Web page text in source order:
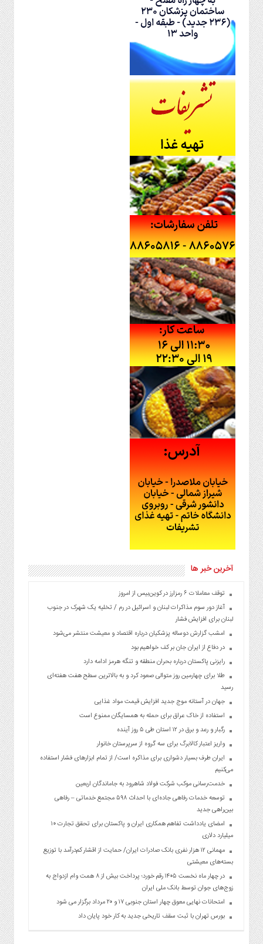
آخرین خبر ها
توقف معاملات ۶ رمزارز در کوین‌بیس از امروز
آغاز دور سوم مذاکرات لبنان و اسرائیل در رم / تخلیه یک شهرک در جنوب
لبنان برای افزایش فشار
امشب گزارش دوساله پزشکیان درباره اقتصاد و معیشت منتشر می‌شود
در دفاع از ایران جان بر کف خواهیم بود
رایزنی پاکستان درباره بحران منطقه و تنگه هرمز ادامه دارد
طلا برای چهارمین روز متوالی صعود کرد و به بالاترین سطح هفت هفته‌ای
رسید
جهان در آستانه موج جدید افزایش قیمت مواد غذایی
استفاده از خاک عراق برای حمله به همسایگان ممنوع است
رگبار و رعد و برق در ۱۲ استان طی ۵ روز آینده
واریز اعتبار کالابرگ برای سه گروه از سرپرستان خانوار
ایران طرف بسیار دشواری برای مذاکره است/ از تمام ابزارهای فشار استفاده
می‌کنیم
خدمت‌رسانی موکب شرکت فولاد شاهرود به جاماندگان اربعین
توسعه خدمات رفاهی جاده‌ای با احداث ۵۹۸ مجتمع خدماتی – رفاهی
بین‌راهی جدید
امضای یادداشت تفاهم همکاری ایران و پاکستان برای تحقق تجارت ۱۰
میلیارد دلاری
مهمانی ۱۲ هزار نفری بانک صادرات ایران/ حمایت از اقشار کم‌درآمد با توزیع
بسته‌های معیشتی
در چهار ماه نخست ۱۴۰۵ رقم خورد؛ پرداخت بیش از ۸ همت وام ازدواج به
زوج‌های جوان توسط بانک ملی ایران
امتحانات نهایی معوق چهار استان جنوبی ۱۷ و ۲۰ مرداد برگزار می شود
بورس تهران با ثبت سقف تاریخی جدید به کار خود پایان داد